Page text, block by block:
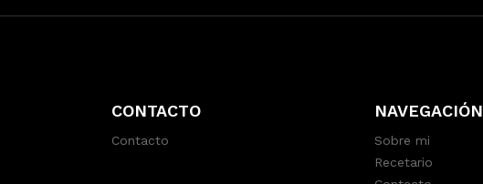
CONTACTO
Contacto
NAVEGACIÓN
Sobre mi
Recetario